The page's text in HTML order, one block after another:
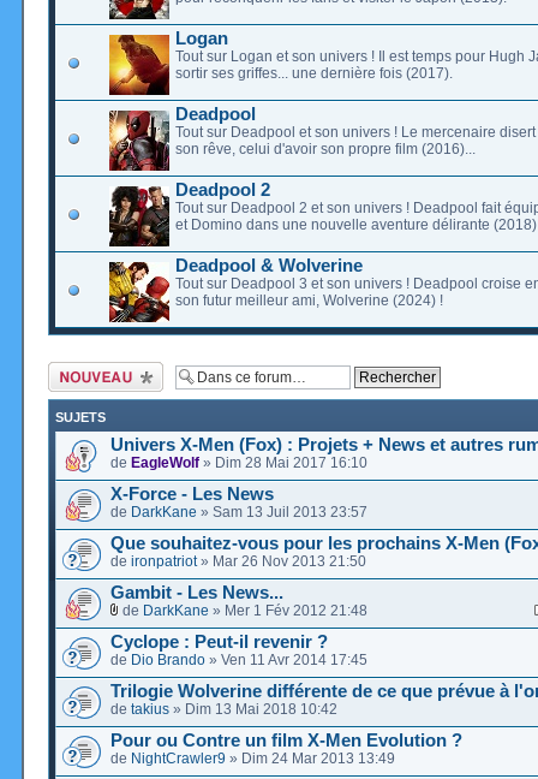
Logan
Tout sur Logan et son univers ! Il est temps pour Hugh
sortir ses griffes... une dernière fois (2017).
Deadpool
Tout sur Deadpool et son univers ! Le mercenaire
son rêve, celui d'avoir son propre film (2016)...
Deadpool 2
Tout sur Deadpool 2 et son univers ! Deadpool fait
et Domino dans une nouvelle aventure délirante
Deadpool & Wolverine
Tout sur Deadpool 3 et son univers ! Deadpool croise
son futur meilleur ami, Wolverine (2024) !
Ecrire un nouveau
sujet
SUJETS
Univers X-Men (Fox) : Projets + News et autres
de EagleWolf » Dim 28 Mai 2017 16:10
X-Force - Les News
de DarkKane » Sam 13 Juil 2013 23:57
Que souhaitez-vous pour les prochains X-Men
de ironpatriot» Mar 26 Nov 2013 21:50
Gambit - Les News...
de DarkKane » Mer 1 Fév 2012 21:48
Cyclope : Peut-il revenir ?
de Dio Brando » Ven 11 Avr 2014 17:45
Trilogie Wolverine différente de ce que prévue à
de takius » Dim 13 Mai 2018 10:42
Pour ou Contre un film X-Men Evolution ?
de NightCrawler9 » Dim 24 Mar 2013 13:49